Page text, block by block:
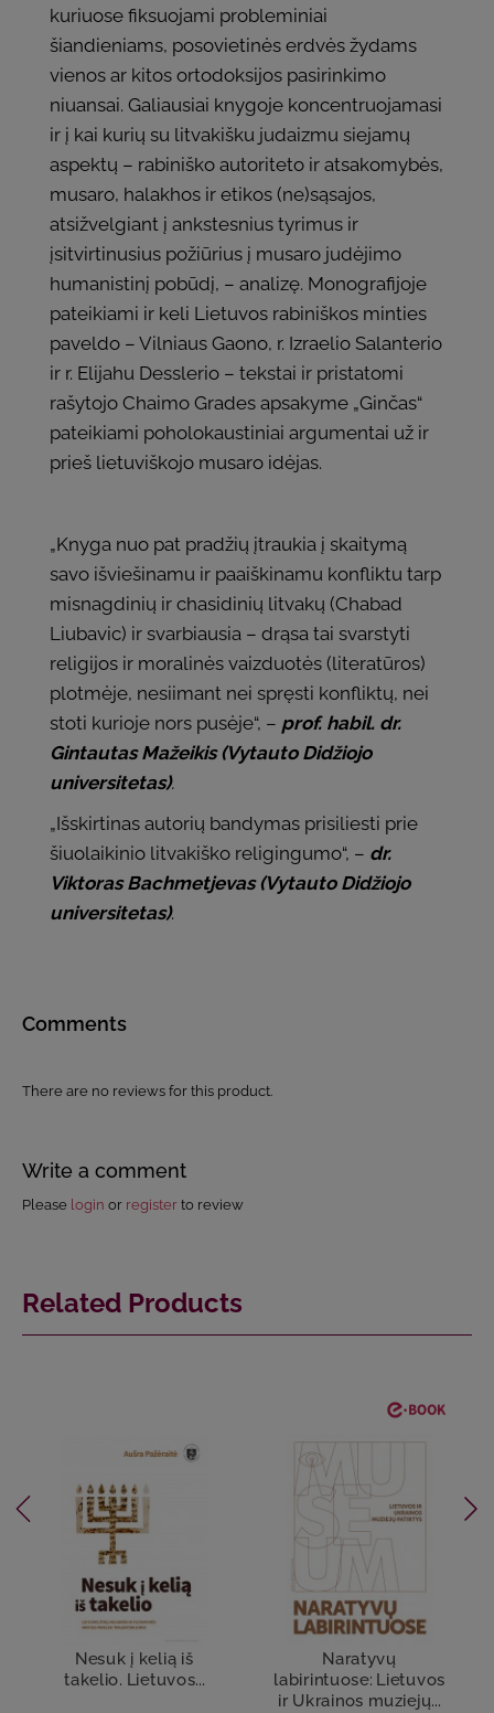
kuriuose fiksuojami probleminiai
šiandieniams, posovietinės erdvės žydams
vienos ar kitos ortodoksijos pasirinkimo
niuansai. Galiausiai knygoje koncentruojamasi
ir į kai kurių su litvakišku judaizmu siejamų
aspektų – rabiniško autoriteto ir atsakomybės,
musaro, halakhos ir etikos (ne)sąsajos,
atsižvelgiant į ankstesnius tyrimus ir
įsitvirtinusius požiūrius į musaro judėjimo
humanistinį pobūdį, – analizę. Monografijoje
pateikiami ir keli Lietuvos rabiniškos minties
paveldo – Vilniaus Gaono, r. Izraelio Salanterio
ir r. Elijahu Desslerio – tekstai ir pristatomi
rašytojo Chaimo Grades apsakyme „Ginčas“
pateikiami poholokaustiniai argumentai už ir
prieš lietuviškojo musaro idėjas.
„Knyga nuo pat pradžių įtraukia į skaitymą
savo išviešinamu ir paaiškinamu konfliktu tarp
misnagdinių ir chasidinių litvakų (Chabad
Liubavic) ir svarbiausia – drąsa tai svarstyti
religijos ir moralinės vaizduotės (literatūros)
plotmėje, nesiimant nei spręsti konfliktų, nei
stoti kurioje nors pusėje“, – prof. habil. dr.
Gintautas Mažeikis (Vytauto Didžiojo
universitetas).
„Išskirtinas autorių bandymas prisiliesti prie
šiuolaikinio litvakiško religingumo“, – dr.
Viktoras Bachmetjevas (Vytauto Didžiojo
universitetas).
Comments
There are no reviews for this product.
Write a comment
Please login or register to review
Related Products
Nesuk į kelią iš
takelio. Lietuvos...
Naratyvų
labirintuose: Lietuvos
ir Ukrainos muziejų...